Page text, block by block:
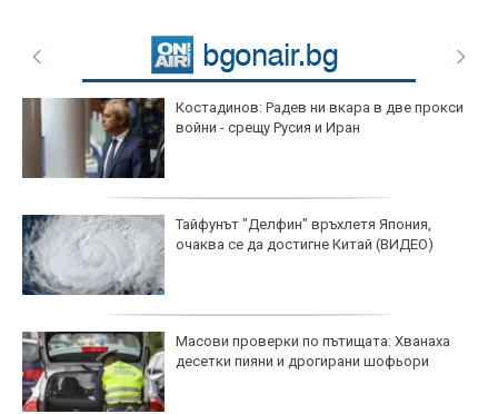
Костадинов: Радев ни вкара в две прокси
войни - срещу Русия и Иран
Тайфунът "Делфин" връхлетя Япония,
очаква се да достигне Китай (ВИДЕО)
Масови проверки по пътищата: Хванаха
десетки пияни и дрогирани шофьори